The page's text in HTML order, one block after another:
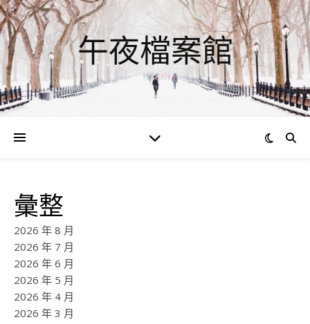
午夜檔案館
彙整
2026 年 8 月
2026 年 7 月
2026 年 6 月
2026 年 5 月
2026 年 4 月
2026 年 3 月